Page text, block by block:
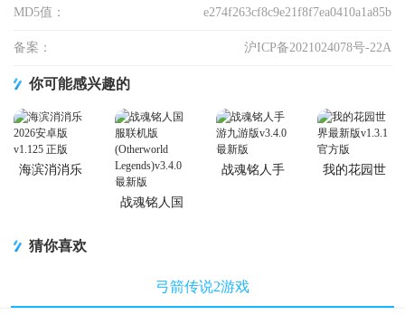
MD5值： e274f263cf8c9e21f8f7ea0410a1a85b
备案： 沪ICP备2021024078号-22A
你可能感兴趣的
海滨消消乐
战魂铭人国
战魂铭人手
我的花园世
猜你喜欢
弓箭传说2游戏